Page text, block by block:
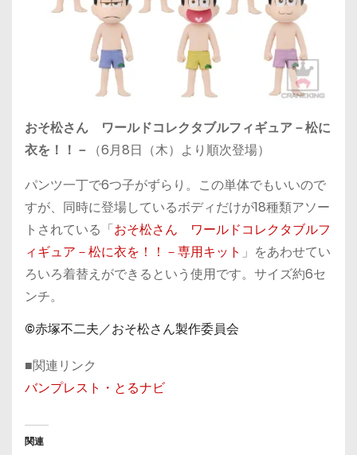
おそ松さん ワールドコレクタブルフィギュア－松に
衣を！！－ （6月8日（木）より順次登場）
パンツ一丁で6つ子がずらり。この単体でもいいので
すが、同時に登場しているボディだけが18種類アソー
トされている「おそ松さん ワールドコレクタブルフ
ィギュア－松に衣を！！－専用キット 」をあわせてい
ろいろ着替えができるという使用です。サイズ約6セ
ンチ。
©赤塚不二夫／おそ松さん製作委員会
■関連リンク
バンプレスト・とるナビ
関連